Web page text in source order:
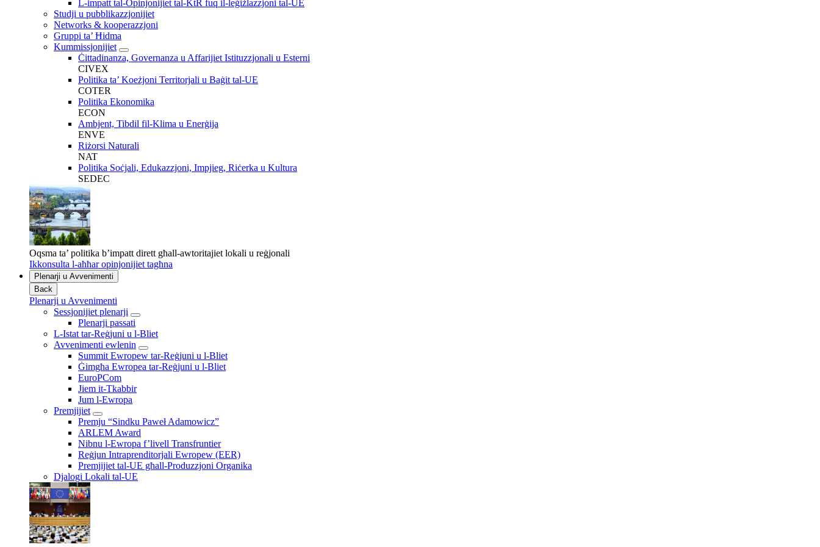
L-impatt tal-Opinjonijiet tal-KtR fuq il-leġiżlazzjoni tal-UE
Studji u pubblikazzjonijiet
Networks & kooperazzjoni
Gruppi ta’ Ħidma
Kummissjonijiet
Ċittadinanza, Governanza u Affarijiet Istituzzjonali u Esterni
CIVEX
Politika ta’ Koeżjoni Territorjali u Baġit tal-UE
COTER
Politika Ekonomika
ECON
Ambjent, Tibdil fil-Klima u Enerġija
ENVE
Riżorsi Naturali
NAT
Politika Soċjali, Edukazzjoni, Impjieg, Riċerka u Kultura
SEDEC
Oqsma ta’ politika b’impatt dirett għall-awtoritajiet lokali u reġjonali
Ikkonsulta l-aħħar opinjonijiet tagħna
Plenarji u Avvenimenti
Back
Plenarji u Avvenimenti
Sessjonijiet plenarji
Plenarji passati
L-Istat tar-Reġjuni u l-Bliet
Avvenimenti ewlenin
Summit Ewropew tar-Reġjuni u l-Bliet
Ġimgħa Ewropea tar-Reġjuni u l-Bliet
EuroPCom
Jiem it-Tkabbir
Jum l-Ewropa
Premjijiet
Premju “Sindku Paweł Adamowicz”
ARLEM Award
Nibnu l-Ewropa f’livell Transfruntier
Reġjun Intraprenditorjali Ewropew (EER)
Premjijiet tal-UE għall-Produzzjoni Organika
Djalogi Lokali tal-UE